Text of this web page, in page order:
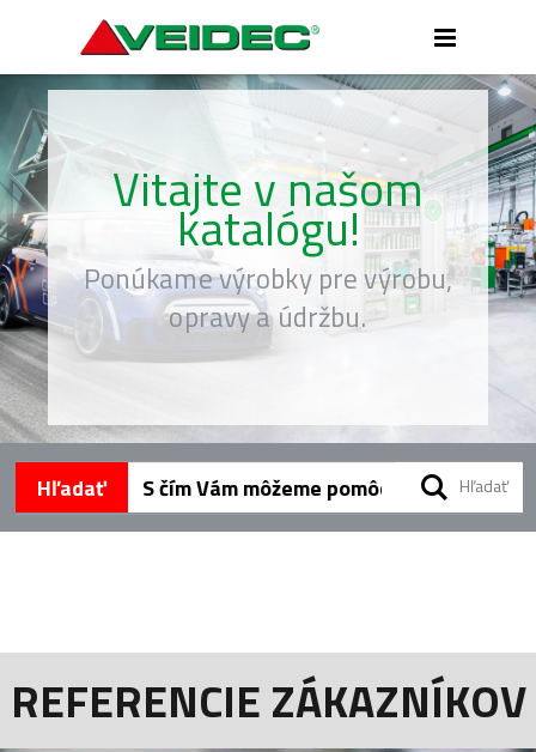
Toggle
Nav
Vitajte v našom
katalógu!
Ponúkame výrobky pre výrobu,
opravy a údržbu.
Hľadať Hľadať
REFERENCIE ZÁKAZNÍKOV